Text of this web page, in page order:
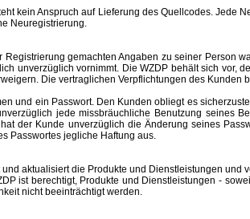
Anspruch auf Lieferung des Quellcodes. Jede
Neuregistrierung.
gemachten Angaben zu seiner Person
unverzüglich vornimmt. Die WZDP behält sich vor,
Die vertraglichen Verpflichtungen des Kunden
und ein Passwort. Den Kunden obliegt es
jede missbräuchliche Benutzung seines
der Kunde unverzüglich die Änderung seines
Passwortes jegliche Haftung aus.
aktualisiert die Produkte und Dienstleistungen und
ist berechtigt, Produkte und Dienstleistungen -
nicht beeinträchtigt werden.